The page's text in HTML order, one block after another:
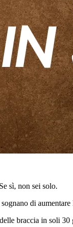
sì, non sei solo.
di
braccia in soli